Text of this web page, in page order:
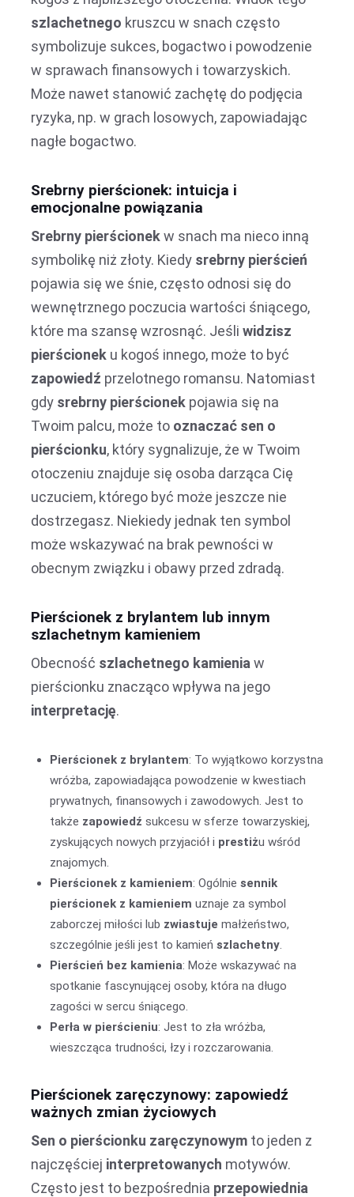
szlachetnego kruszcu w snach często
symbolizuje sukces, bogactwo i powodzenie
w sprawach finansowych i towarzyskich.
Może nawet stanowić zachętę do podjęcia
ryzyka, np. w grach losowych, zapowiadając
nagłe bogactwo.
Srebrny pierścionek: intuicja i
emocjonalne powiązania
Srebrny pierścionekw snach ma nieco inną
symbolikę niż złoty. Kiedy srebrny pierścień
pojawia się we śnie, często odnosi się do
wewnętrznego poczucia wartości śniącego,
które ma szansę wzrosnąć. Jeśli widzisz
pierścionek u kogoś innego, może to być
zapowiedź przelotnego romansu. Natomiast
gdy srebrny pierścionek pojawia się na
Twoim palcu, może to oznaczać sen o
pierścionku, który sygnalizuje, że w Twoim
otoczeniu znajduje się osoba darząca Cię
uczuciem, którego być może jeszcze nie
dostrzegasz. Niekiedy jednak ten symbol
może wskazywać na brak pewności w
obecnym związku i obawy przed zdradą.
Pierścionek z brylantem lub innym
szlachetnym kamieniem
Obecność szlachetnego kamienia w
pierścionku znacząco wpływa na jego
interpretację.
Pierścionek z brylantem: To wyjątkowo korzystna
wróżba, zapowiadająca powodzenie w kwestiach
prywatnych, finansowych i zawodowych. Jest to
także zapowiedź sukcesu w sferze towarzyskiej,
zyskujących nowych przyjaciół i prestiżu wśród
znajomych.
Pierścionek z kamieniem: Ogólnie sennik
pierścionek z kamieniem uznaje za symbol
zaborczej miłości lub zwiastuje małżeństwo,
szczególnie jeśli jest to kamień szlachetny.
Pierścień bez kamienia: Może wskazywać na
spotkanie fascynującej osoby, która na długo
zagości w sercu śniącego.
Perła w pierścieniu: Jest to zła wróżba,
wieszcząca trudności, łzy i rozczarowania.
Pierścionek zaręczynowy: zapowiedź
ważnych zmian życiowych
Sen o pierścionku zaręczynowym to jeden z
najczęściej interpretowanych motywów.
Często jest to bezpośrednia przepowiednia